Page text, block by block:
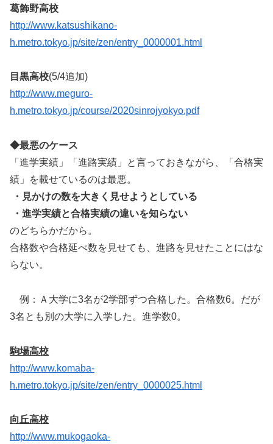
葛飾野高校
http://www.katsushikano-
h.metro.tokyo.jp/site/zen/entry_0000001.html
目黒高校(5/4追加)
http://www.meguro-
h.metro.tokyo.jp/course/2020sinrojyokyo.pdf
◆最悪のケース
「進学実績」「進路実績」と言っておきながら、「合格実
績」を載せているのは最悪。
・見かけの数を大きく見せようとしている
・進学実績と合格実績の違いを知らない
のどちらかだから。
合格数や合格延べ数を見せても、進路を見せたことにはな
らない。
例：Ａ大学に3名が2学部ずつ合格した。合格数6。だが
3名とも別の大学に入学した。進学数0。
駒場高校
http://www.komaba-
h.metro.tokyo.jp/site/zen/entry_0000025.html
向丘高校
http://www.mukogaoka-